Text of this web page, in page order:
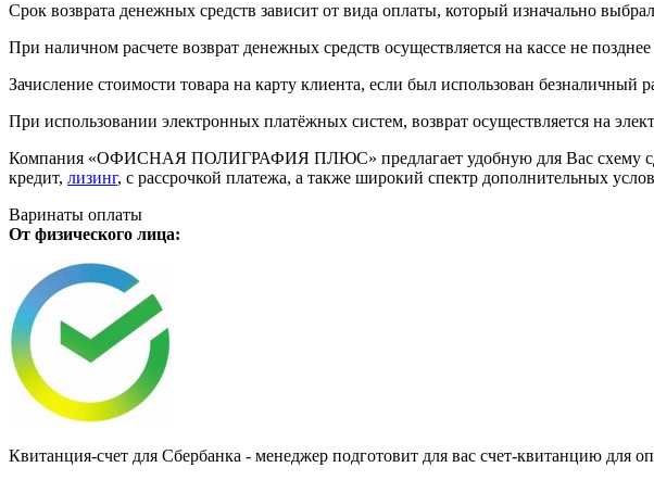
Срок возврата денежных средств зависит от вида оплаты, который изначально
При наличном расчете возврат денежных средств осуществляется на кассе не
Зачисление стоимости товара на карту клиента, если был использован безналичный
При использовании электронных платёжных систем, возврат осуществляется на
Компания «ОФИСНАЯ ПОЛИГРАФИЯ ПЛЮС» предлагает удобную для Вас схему
кредит, лизинг, с рассрочкой платежа, а также широкий спектр дополнительных
Варинаты оплаты
От физического лица:
Квитанция-счет для Сбербанка - менеджер подготовит для вас счет-квитанцию для